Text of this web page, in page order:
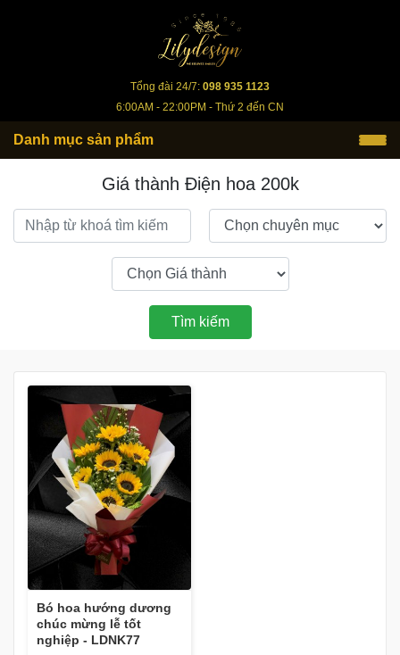
lilydesign.vn
Tổng đài 24/7: 098 935 1123
6:00AM - 22:00PM - Thứ 2 đến CN
Danh mục sản phẩm
Giá thành Điện hoa 200k
Tìm kiếm
Bó hoa hướng dương
chúc mừng lễ tốt
nghiệp - LDNK77